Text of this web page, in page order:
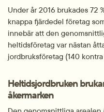
Under år 2016 brukades 72
knappa fjärdedel företag
innebär att den
heltidsföretag var nästan
jordbruksföretag (140
Heltidsjordbruken
åkermarken